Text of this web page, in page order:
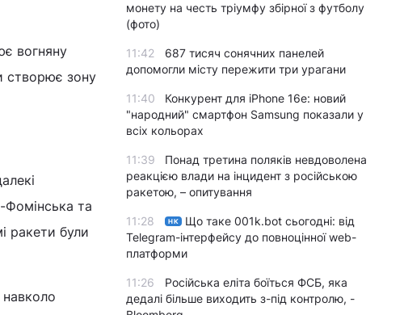
вогняну
створює зону
Фомінська та
ракети були
монету на честь тріумфу збірної з футболу
(фото)
11:42
687 тисяч сонячних панелей
допомогли місту пережити три урагани
11:40
Конкурент для iPhone 16e: новий
"народний" смартфон Samsung показали у
всіх кольорах
11:39
Понад третина поляків невдоволена
реакцією влади на інцидент з російською
ракетою, – опитування
11:28 НК
Що таке 001k.bot сьогодні: від
Telegram-інтерфейсу до повноцінної web-
платформи
11:26
Російська еліта боїться ФСБ, яка
дедалі більше виходить з-під контролю, -